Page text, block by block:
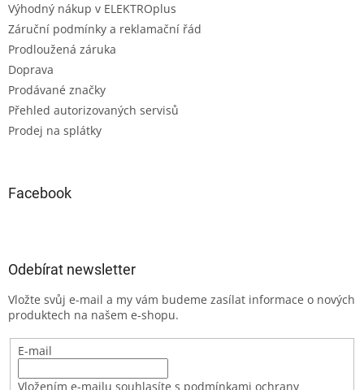
Výhodný nákup v ELEKTROplus
Záruční podmínky a reklamační řád
Prodloužená záruka
Doprava
Prodávané značky
Přehled autorizovaných servisů
Prodej na splátky
Facebook
Odebírat newsletter
Vložte svůj e-mail a my vám budeme zasílat informace o nových
produktech na našem e-shopu.
E-mail
Vložením e-mailu souhlasíte s podmínkami ochrany